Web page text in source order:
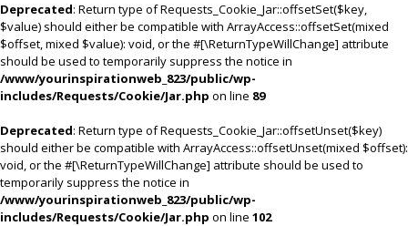
Deprecated: Return type of Requests_Cookie_Jar::offsetSet($key,
$value) should either be compatible with ArrayAccess::offsetSet(mixed
$offset, mixed $value): void, or the #[\ReturnTypeWillChange] attribute
should be used to temporarily suppress the notice in
/www/yourinspirationweb_823/public/wp-
includes/Requests/Cookie/Jar.php on line 89
Deprecated: Return type of Requests_Cookie_Jar::offsetUnset($key)
should either be compatible with ArrayAccess::offsetUnset(mixed $offset):
void, or the #[\ReturnTypeWillChange] attribute should be used to
temporarily suppress the notice in
/www/yourinspirationweb_823/public/wp-
includes/Requests/Cookie/Jar.php on line 102